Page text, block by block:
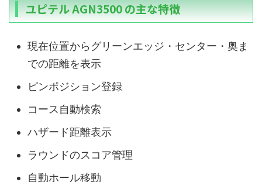
ユピテル AGN3500 の主な特徴
現在位置からグリーンエッジ・センター・奥ま
での距離を表示
ピンポジション登録
コース自動検索
ハザード距離表示
ラウンドのスコア管理
自動ホール移動